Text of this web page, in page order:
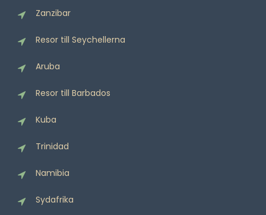
Zanzibar
Resor till Seychellerna
Aruba
Resor till Barbados
Kuba
Trinidad
Namibia
Sydafrika